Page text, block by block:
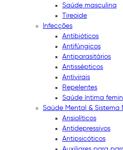
Saúde masculina
Tireoide
Infecções
Antibióticos
Antifúngicos
Antiparasitários
Antissépticos
Antivirais
Repelentes
Saúde íntima
Saúde Mental & Sistema
Ansiolíticos
Antidepressivos
Antipsicóticos